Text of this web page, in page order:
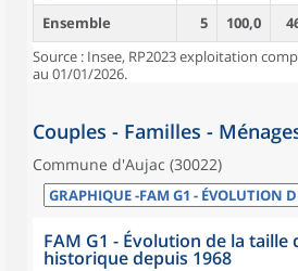
Ensemble 5 100,0
Source : Insee, RP2023 exploitation
au 01/01/2026.
Couples - Familles -
Commune d'Aujac (30022)
FAM G1 - Évolution de la taille
historique depuis 1968